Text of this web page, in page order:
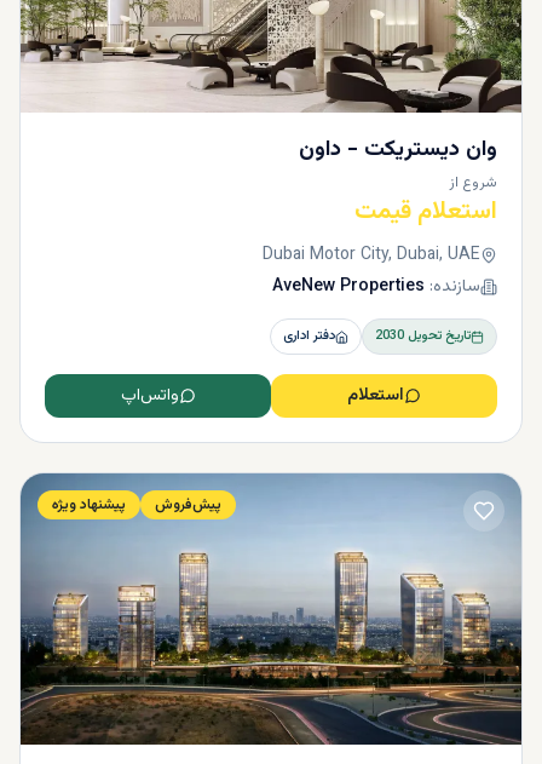
وان دیستریکت - داون
شروع از
استعلام قیمت
Dubai Motor City, Dubai, UAE
سازنده: AveNew Properties
تاریخ تحویل2030 دفتر اداری
استعلام واتس‌اپ
پیش‌فروش پیشنهاد ویژه